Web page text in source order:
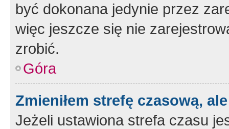
być dokonana jedynie przez
więc jeszcze się nie
zrobić.
Góra
Zmieniłem strefę czasową,
Jeżeli ustawiona strefa czasu